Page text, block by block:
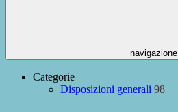
navigazione
Categorie
Disposizioni generali 98